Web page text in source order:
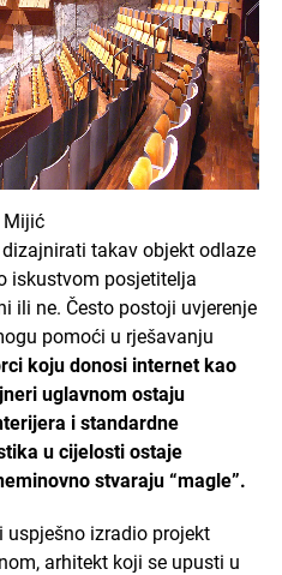
Mijić
takav objekt odlaze
iskustvom posjetitelja
ili ne. Često postoji uvjerenje
pomoći u rješavanju
koju donosi internet kao
uglavnom ostaju
i standardne
u cijelosti ostaje
stvaraju “magle”.
uspješno izradio projekt
arhitekt koji se upusti u